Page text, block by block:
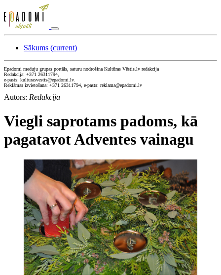
Sākums (current)
Epadomi meduju grupas portāls, saturu nodrošina Kultūras Vēstis.lv redakcija
Redakcija: +371 26311794,
e-pasts: kulturasvestis@epadomi.lv.
Reklāmas izvietošana: +371 26311794, e-pasts: reklama@epadomi.lv
Autors: Redakcija
Viegli saprotams padoms, kā
pagatavot Adventes vainagu